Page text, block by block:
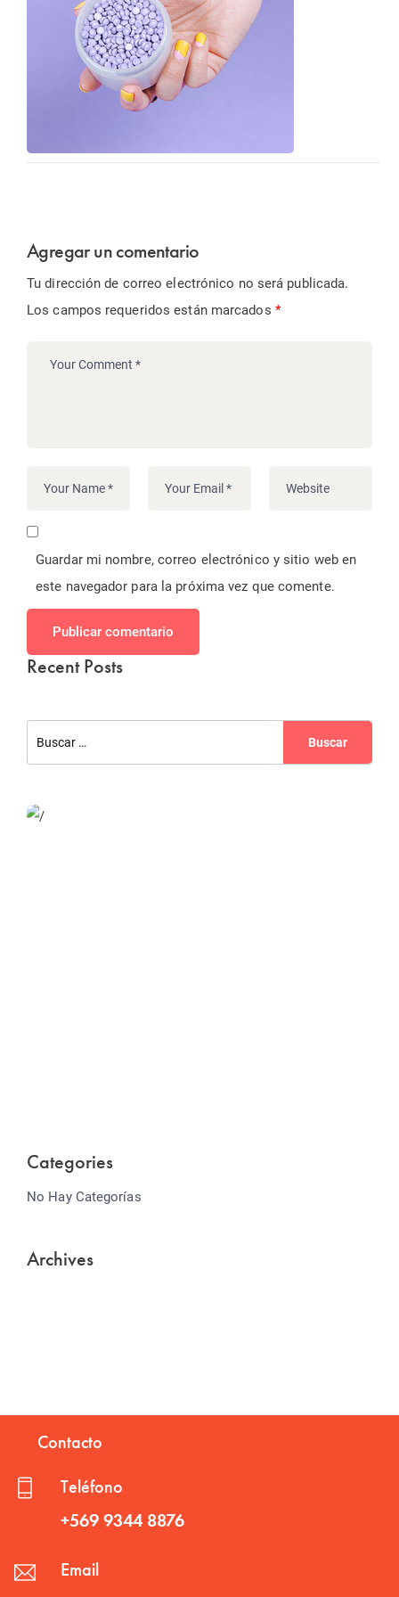
Agregar un comentario
Tu dirección de correo electrónico no será publicada.
Los campos requeridos están marcados *
Guardar mi nombre, correo electrónico y sitio web en
este navegador para la próxima vez que comente.
Publicar comentario
Recent Posts
Categories
No Hay Categorías
Archives
Contacto
Teléfono
+569 9344 8876
Email